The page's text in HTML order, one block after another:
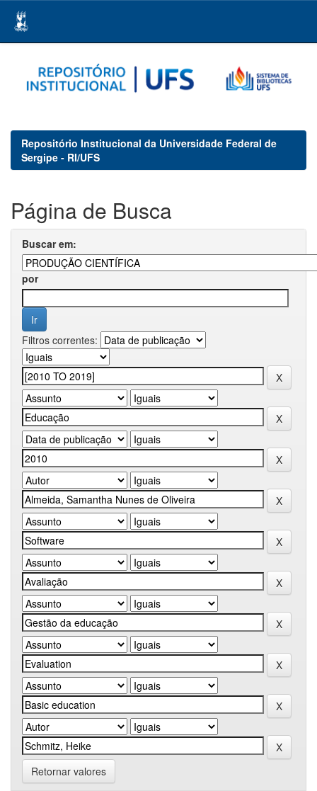
navigation
Repositório Institucional da Universidade Federal de
Sergipe - RI/UFS
Página de Busca
Buscar em:
por
Filtros correntes:
Retornar valores